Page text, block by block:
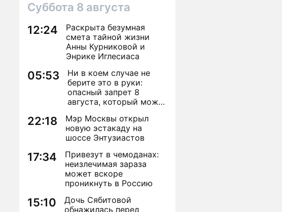
Суббота 8 августа
12:24
Раскрыта безумная
смета тайной жизни
Анны Курниковой и
Энрике Иглесиаса
05:53
Ни в коем случае не
берите это в руки:
опасный запрет 8
августа, который может
женское счастье
22:18
Мэр Москвы открыл
новую эстакаду на
шоссе Энтузиастов
17:34
Привезут в чемоданах:
неизлечимая зараза
может вскоре
проникнуть в Россию
15:10
Дочь Сябитовой
обнажилась перед